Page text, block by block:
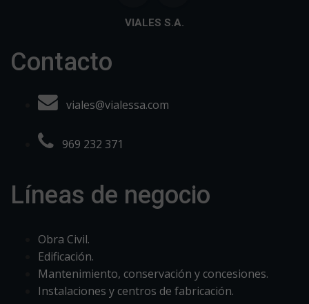
VIALES S.A.
Contacto
viales@vialessa.com
969 232 371
Líneas de negocio
Obra Civil.
Edificación.
Mantenimiento, conservación y concesiones.
Instalaciones y centros de fabricación.